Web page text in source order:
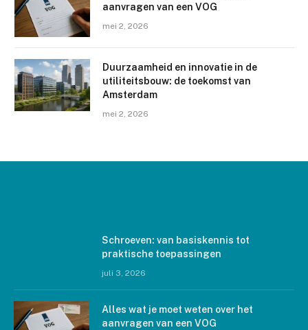
aanvragen van een VOG
mei 2, 2026
Duurzaamheid en innovatie in de
utiliteitsbouw: de toekomst van
Amsterdam
mei 2, 2026
Schroeven: van basiskennis tot
praktische toepassingen
juli 3, 2026
Alles wat je moet weten over het
aanvragen van een VOG